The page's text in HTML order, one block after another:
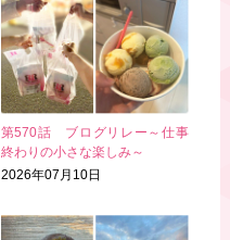
第570話 ブログリレー～仕事
終わりの小さな楽しみ～
2026年07月10日